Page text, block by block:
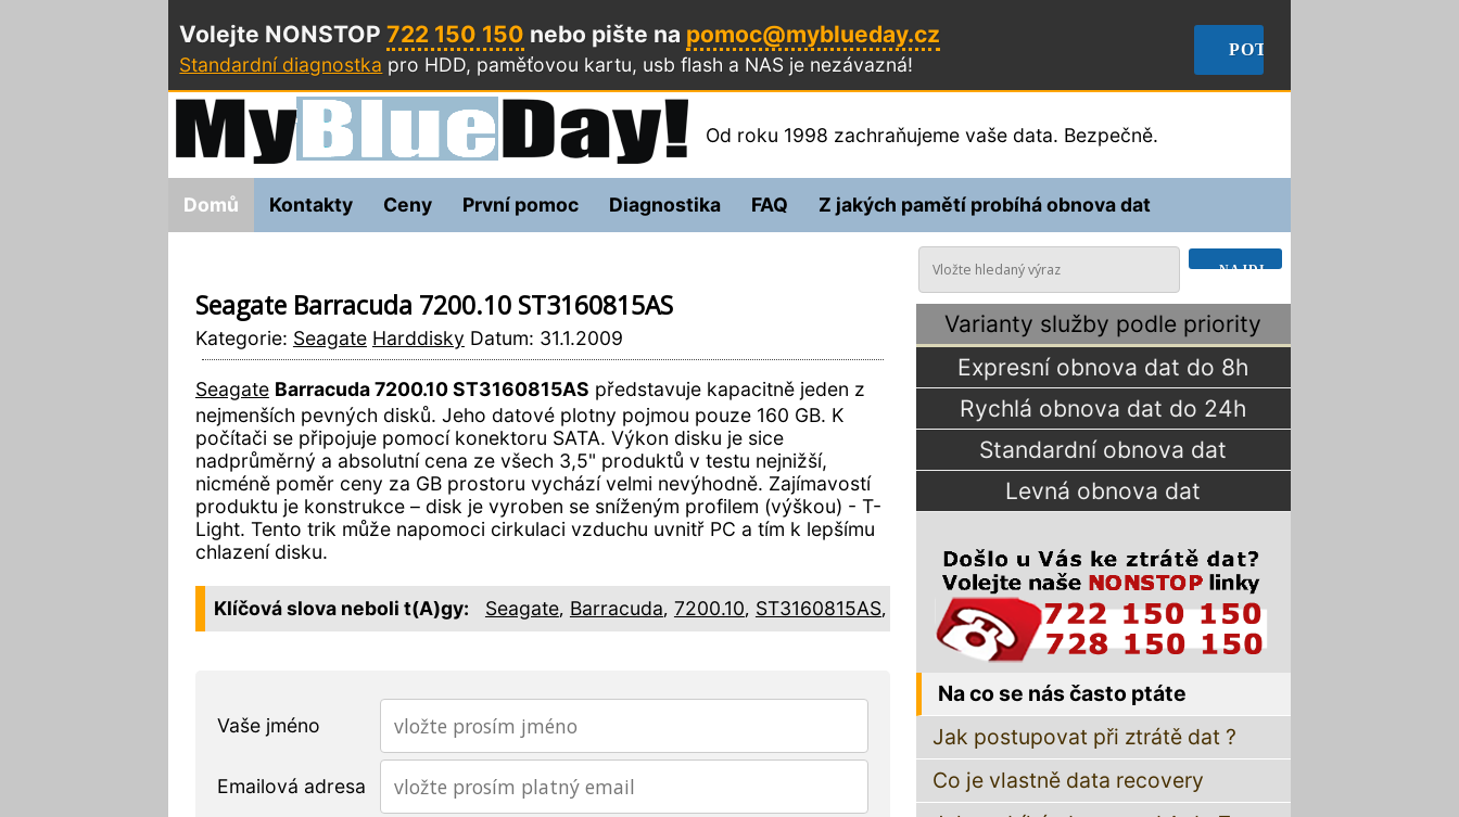
Volejte NONSTOP722 150 150 nebo pište na pomoc@myblueday.cz
Standardní diagnostka pro HDD, paměťovou kartu, usb flash a NAS je nezávazná!
POTŘEBUJI OBNOVIT
Od roku 1998 zachraňujeme vaše data. Bezpečně.
Domů Kontakty Ceny První pomoc Diagnostika FAQ Z jakých pamětí probíhá obnova dat
Seagate Barracuda 7200.10 ST3160815AS
Kategorie: Seagate Harddisky Datum: 31.1.2009
Seagate Barracuda 7200.10 ST3160815AS představuje kapacitně jeden z
nejmenších pevných disků. Jeho datové plotny pojmou pouze 160 GB. K
počítači se připojuje pomocí konektoru SATA. Výkon disku je sice
nadprůměrný a absolutní cena ze všech 3,5" produktů v testu nejnižší,
nicméně poměr ceny za GB prostoru vychází velmi nevýhodně. Zajímavostí
produktu je konstrukce – disk je vyroben se sníženým profilem (výškou) - T-
Light. Tento trik může napomoci cirkulaci vzduchu uvnitř PC a tím k lepšímu
chlazení disku.
Klíčová slova neboli t(A)gy: Seagate, Barracuda, 7200.10, ST3160815AS,
Vaše jméno
Emailová adresa
Varianty služby podle priority
Expresní obnova dat do 8h
Rychlá obnova dat do 24h
Standardní obnova dat
Levná obnova dat
Na co se nás často ptáte
Jak postupovat při ztrátě dat ?
Co je vlastně data recovery